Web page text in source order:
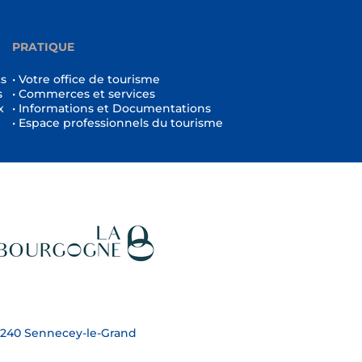
PRATIQUE
• Votre office de tourisme
• Commerces et services
• Informations et Documentations
• Espace professionnels du tourisme
Sennecey-le-Grand